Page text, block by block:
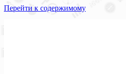
Перейти к содержимому